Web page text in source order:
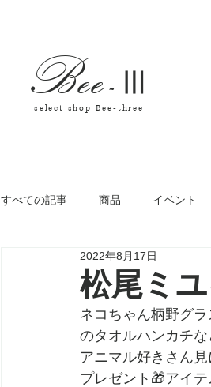
Bee- Ⅲ
select shop Bee-three
すべての記事 商品 イベント
松尾ミ
2022年8月17日
ネコちゃん柄野グ
のタオルハンカチな
アニマル好きさん
プレゼント🎁アイ